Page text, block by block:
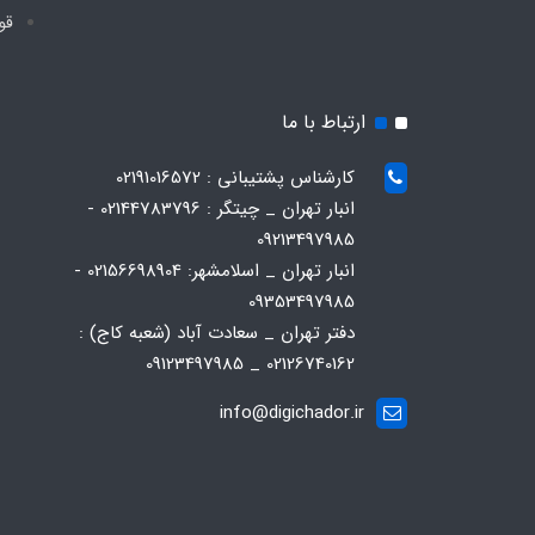
ارتباط با ما
کارشناس پشتیبانی : 02191016572
انبار تهران _ چیتگر : 02144783796 -
09213497985
انبار تهران _ اسلامشهر: 02156698904 -
09353497985
دفتر تهران _ سعادت آباد (شعبه کاج) :
02126740162 _ 09123497985
info@digichador.ir